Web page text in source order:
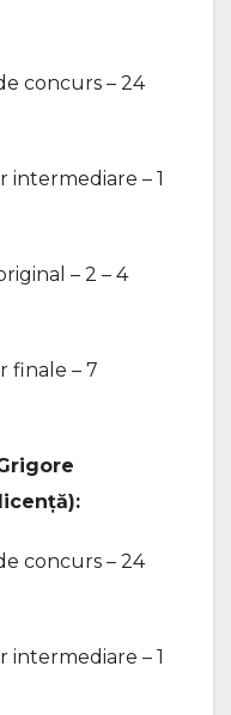
concurs – 24
– 1
– 2 – 4
– 7
concurs – 24
– 1